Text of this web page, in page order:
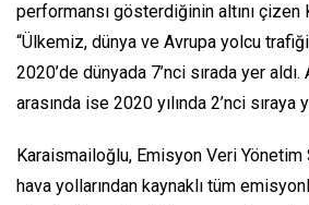
performansı gösterdiğinin altını çizen
“Ülkemiz, dünya ve Avrupa yolcu trafiği
2020’de dünyada 7’nci sırada yer
arasında ise 2020 yılında 2’nci
Karaismailoğlu, Emisyon Veri
hava yollarından kaynaklı tüm